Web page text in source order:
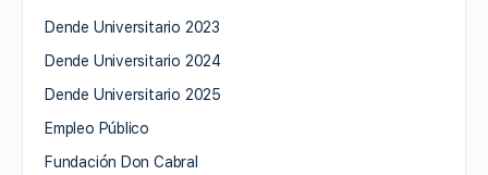
Dende Universitario 2023
Dende Universitario 2024
Dende Universitario 2025
Empleo Público
Fundación Don Cabral